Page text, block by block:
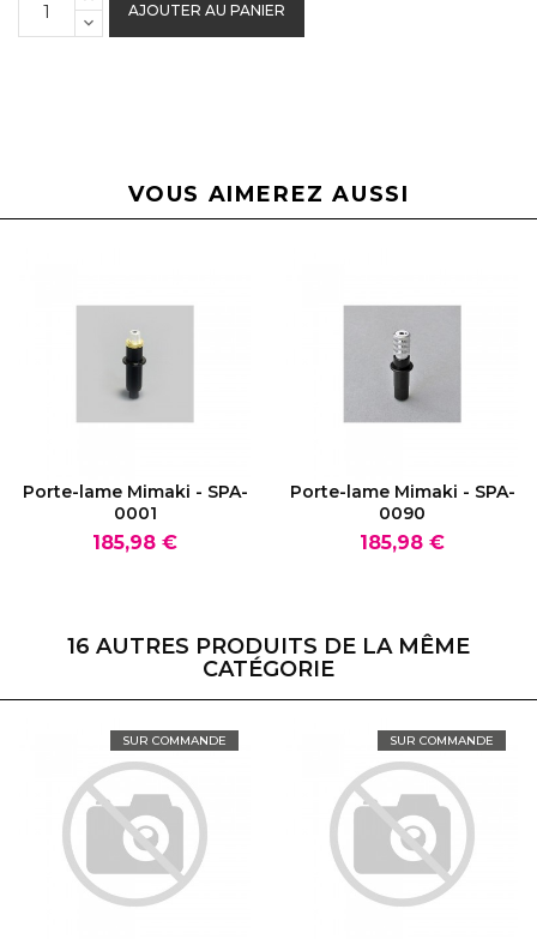
AJOUTER AU PANIER
VOUS AIMEREZ AUSSI
VOIR LE PRODUIT
Porte-lame Mimaki - SPA-
0001
Prix
185,98 €
VOIR LE PRODUIT
Porte-lame Mimaki - SPA-
0090
Prix
185,98 €
16 AUTRES PRODUITS DE LA MÊME
CATÉGORIE
SUR COMMANDE SUR COMMANDE